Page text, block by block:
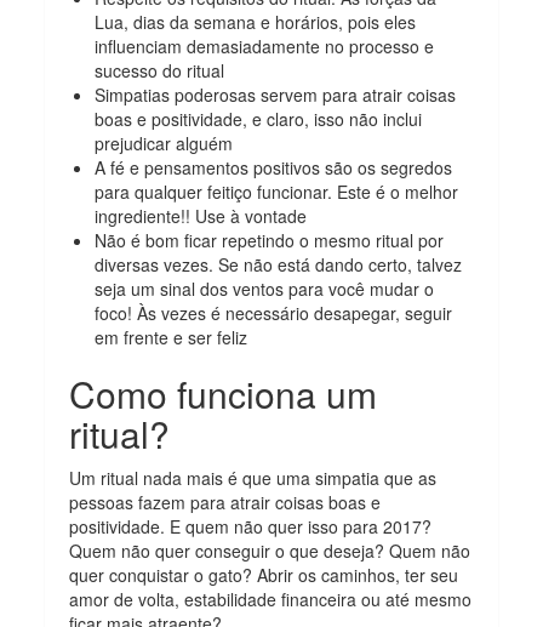
Lua, dias da semana e horários, pois eles
influenciam demasiadamente no processo e
sucesso do ritual
Simpatias poderosas servem para atrair coisas
boas e positividade, e claro, isso não inclui
prejudicar alguém
A fé e pensamentos positivos são os segredos
para qualquer feitiço funcionar. Este é o melhor
ingrediente!! Use à vontade
Não é bom ficar repetindo o mesmo ritual por
diversas vezes. Se não está dando certo, talvez
seja um sinal dos ventos para você mudar o
foco! Às vezes é necessário desapegar, seguir
em frente e ser feliz
Como funciona um
ritual?
Um ritual nada mais é que uma simpatia que as
pessoas fazem para atrair coisas boas e
positividade. E quem não quer isso para 2017?
Quem não quer conseguir o que deseja? Quem não
quer conquistar o gato? Abrir os caminhos, ter seu
amor de volta, estabilidade financeira ou até mesmo